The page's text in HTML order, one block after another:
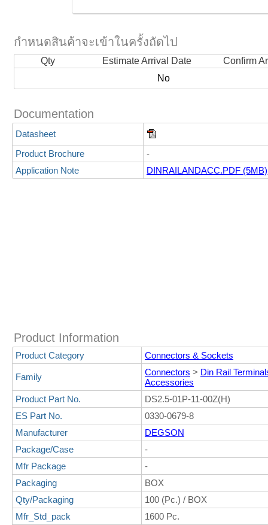
กำหนดสินค้าจะเข้าในครั้งถัดไป
Qty Estimate Arrival Date
Confirm
No
Documentation
Datasheet
Product Brochure
-
Application Note
DINRAILANDACC.PDF (5MB)
Product Information
Product Category Connectors & Sockets
Family Connectors > Din Rail
Accessories
Product Part No.
DS2.5-01P-11-00Z(H)
ES Part No.
0330-0679-8
Manufacturer
DEGSON
Package/Case
-
Mfr Package
-
Packaging
BOX
Qty/Packaging
100 (Pc.) / BOX
Mfr_Std_pack
1600 Pc.